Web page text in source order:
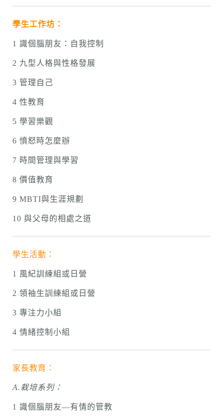
學生工作坊：
1 識個腦朋友：自我控制
2 九型人格與性格發展
3 管理自己
4 性教育
5 學習樂觀
6 憤怒時怎麼辦
7 時間管理與學習
8 價值教育
9 MBTI與生涯規劃
10 與父母的相處之道
學生活動：
1 風紀訓練組或日營
2 領袖生訓練組或日營
3 專注力小組
4 情緒控制小組
家長教育：
A.栽培系列：
1 識個腦朋友—有情的管教